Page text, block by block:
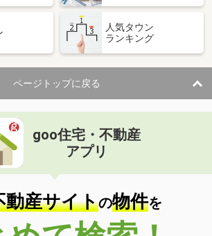
人気タウン
ランキング
ページトップに戻る
goo住宅・不動産
アプリ
動産サイトの物件を